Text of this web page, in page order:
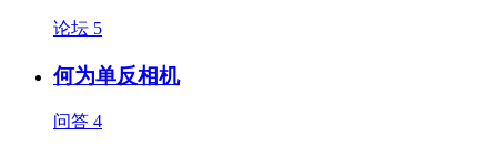
论坛 5
何为单反相机
问答 4